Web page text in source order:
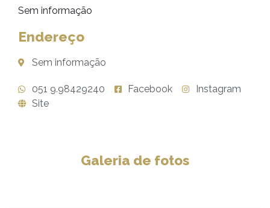
Sem informação
Endereço
Sem informação
051 9.98429240 Facebook
Instagram
Site
Galeria de fotos